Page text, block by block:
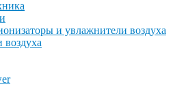
и увлажнители воздуха
воздуха